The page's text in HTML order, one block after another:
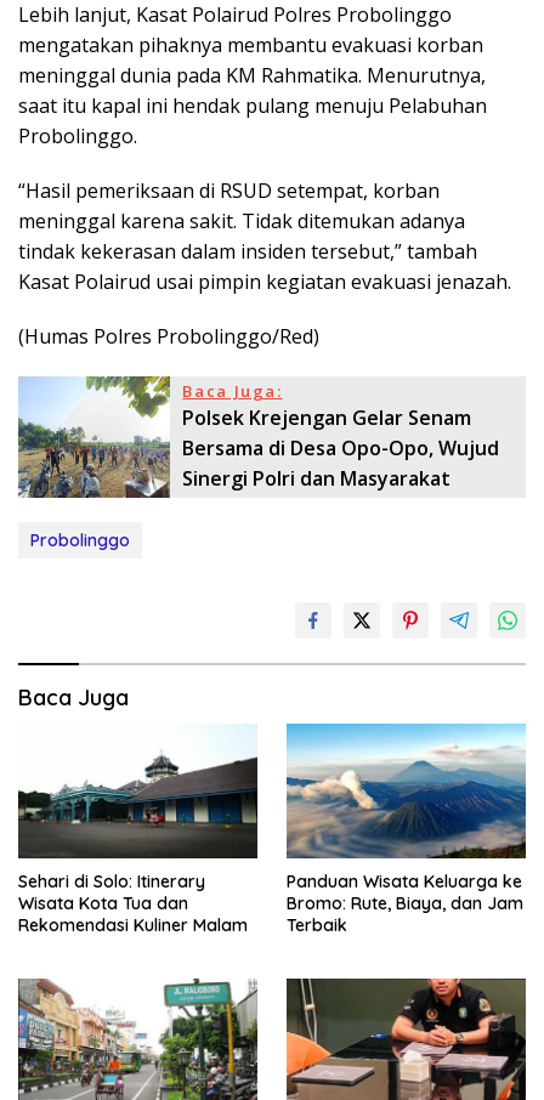
Lebih lanjut, Kasat Polairud Polres Probolinggo
mengatakan pihaknya membantu evakuasi korban
meninggal dunia pada KM Rahmatika. Menurutnya,
saat itu kapal ini hendak pulang menuju Pelabuhan
Probolinggo.
“Hasil pemeriksaan di RSUD setempat, korban
meninggal karena sakit. Tidak ditemukan adanya
tindak kekerasan dalam insiden tersebut,” tambah
Kasat Polairud usai pimpin kegiatan evakuasi jenazah.
(Humas Polres Probolinggo/Red)
Baca Juga:
Polsek Krejengan Gelar Senam
Bersama di Desa Opo-Opo, Wujud
Sinergi Polri dan Masyarakat
Probolinggo
Baca Juga
Sehari di Solo: Itinerary
Wisata Kota Tua dan
Rekomendasi Kuliner Malam
Panduan Wisata Keluarga ke
Bromo: Rute, Biaya, dan Jam
Terbaik